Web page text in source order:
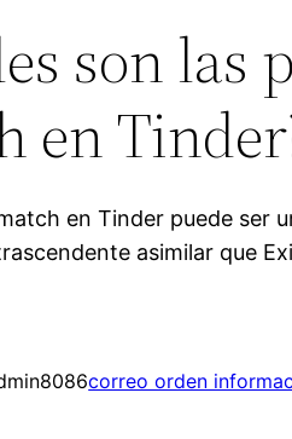
son
en
en Tinder puede ser
asimilar que
correo orden